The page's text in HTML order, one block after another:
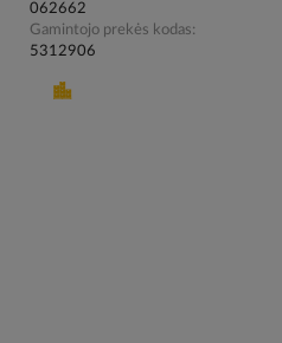
062662
Gamintojo prekės kodas
5312906